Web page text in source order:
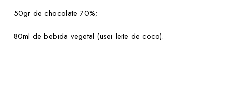
50gr de chocolate 70%;
80ml de bebida vegetal (usei leite de coco).